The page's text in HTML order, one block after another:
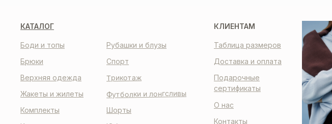
О нас
Контакты
КЛИЕНТАМ
Таблица размеров
Доставка и оплата
Подарочные
сертификаты
КАТАЛОГ
Боди и топы
Комплекты Шорты
Спорт
Рубашки и блузы
Брюки
Жакеты и жилеты
Трикотаж
Футболки и лонгсливы
Верхняя одежда